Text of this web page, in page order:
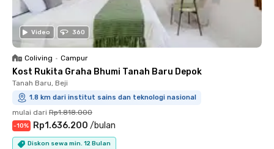
Video 360
Coliving • Campur
Kost Rukita Graha Bhumi Tanah Baru Depok
Tanah Baru, Beji
1.8 km dari institut sains dan teknologi nasional
mulai dari Rp1.818.000
-10% Rp1.636.200 /bulan
Diskon sewa min. 12 Bulan